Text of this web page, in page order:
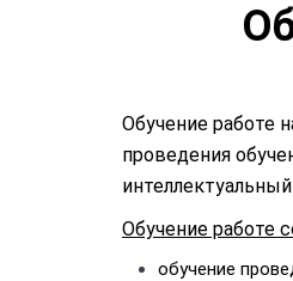
Обучение работе
проведения
Обучение работе
обучение